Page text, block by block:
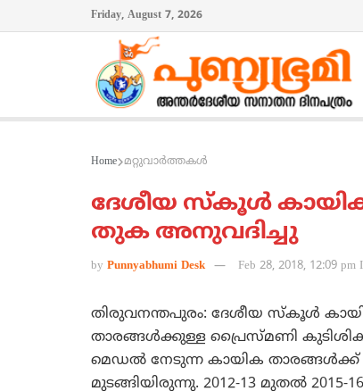
Friday, August 7, 2026
Home മറ്റുവാര്‍ത്തകള്‍
ദേശീയ സ്‌കൂള്‍
തുക അനുവദിച്ചു
by Punnyabhumi Desk Feb 28, 2018, 12:09 pm
തിരുവനന്തപുരം: ദേശീയ സ്‌കൂള്‍
താരങ്ങള്‍ക്കുള്ള പ്രൈസ്മണി
മെഡല്‍ നേടുന്ന കായിക
മുടങ്ങിയിരുന്നു. 2012-13 മുതല്‍